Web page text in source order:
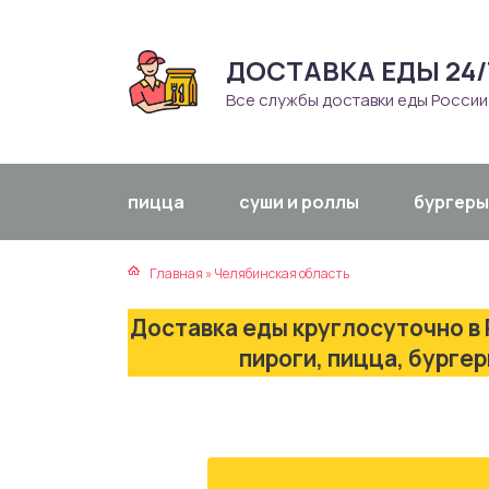
ДОСТАВКА ЕДЫ 24/
Все службы доставки еды России
пицца суши и роллы бургеры
Главная »Челябинская область
Доставка еды круглосуточно
пироги, пицца,
кухня